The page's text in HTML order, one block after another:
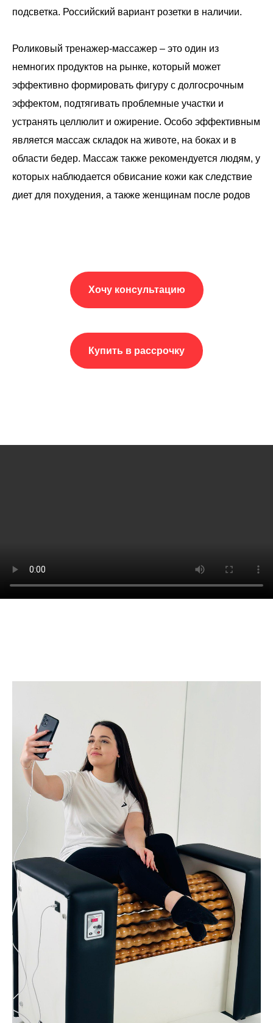
подсветка. Российский вариант розетки в наличии.
Роликовый тренажер-массажер – это один из
немногих продуктов на рынке, который может
эффективно формировать фигуру с долгосрочным
эффектом, подтягивать проблемные участки и
устранять целлюлит и ожирение. Особо эффективным
является массаж складок на животе, на боках и в
области бедер. Массаж также рекомендуется людям, у
которых наблюдается обвисание кожи как следствие
диет для похудения, а также женщинам после родов
Хочу консультацию
Купить в рассрочку